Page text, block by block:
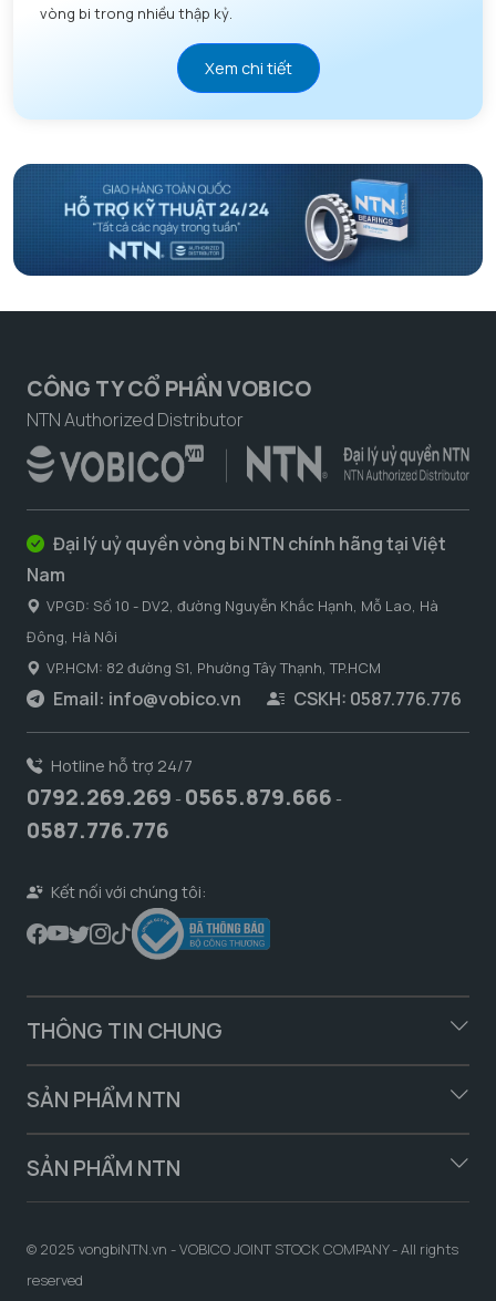
vòng bi trong nhiều thập kỷ.
Xem chi tiết
CÔNG TY CỔ PHẦN VOBICO
NTN Authorized Distributor
Đại lý uỷ quyền vòng bi NTN chính hãng tại Việt
Nam
VPGD: Số 10 - DV2, đường Nguyễn Khắc Hạnh, Mỗ Lao, Hà
Đông, Hà Nôi
VP.HCM: 82 đường S1, Phường Tây Thạnh, TP.HCM
Email: info@vobico.vn CSKH: 0587.776.776
Hotline hỗ trợ 24/7
0792.269.269 - 0565.879.666 -
0587.776.776
Kết nối với chúng tôi:
THÔNG TIN CHUNG
SẢN PHẨM NTN
SẢN PHẨM NTN
© 2025 vongbiNTN.vn - VOBICO JOINT STOCK COMPANY - All rights
reserved